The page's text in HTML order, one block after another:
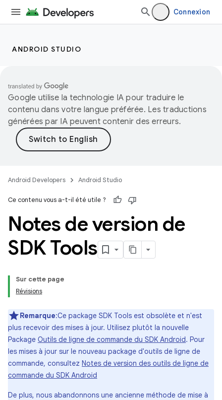
Connexion
ANDROID STUDIO
Google utilise la technologie IA pour traduire le
contenu dans votre langue préférée. Les traductions
générées par IA peuvent contenir des erreurs.
Android Developers Android Studio
Ce contenu vous a-t-il été utile ?
Notes de version de
SDK Tools
Sur cette page
Révisions
Remarque:Ce package SDK Tools est obsolète et n'est
plus recevoir des mises à jour. Utilisez plutôt la nouvelle
Package Outils de ligne de commande du SDK Android. Pour
les mises à jour sur le nouveau package d'outils de ligne de
commande, consultez Notes de version des outils de ligne de
commande du SDK Android
De plus, nous abandonnons une ancienne méthode de mise à